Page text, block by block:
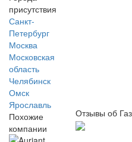
присутствия
Санкт-
Петербург
Москва
Московская
область
Челябинск
Омск
Ярославль
Похожие
компании
Отзывы об